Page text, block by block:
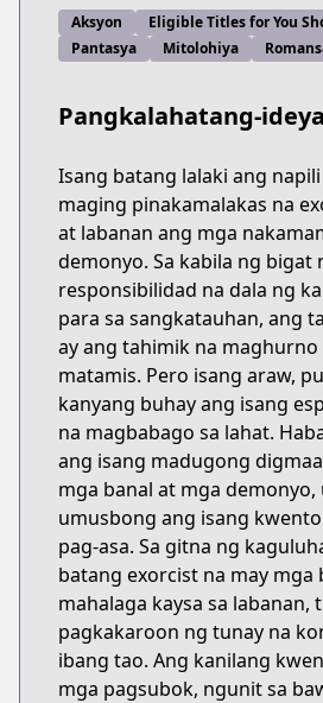
Aksyon
Eligible Titles for You
Pantasya
Mitolohiya
Pangkalahatang-ideya
Isang batang lalaki ang
maging pinakamalakas na
at labanan ang mga
demonyo. Sa kabila ng bigat
responsibilidad na dala ng
para sa sangkatauhan, ang
ay ang tahimik na maghurno
matamis. Pero isang araw,
kanyang buhay ang isang
na magbabago sa lahat.
ang isang madugong
mga banal at mga
umusbong ang isang
pag-asa. Sa gitna ng
batang exorcist na may mga
mahalaga kaysa sa labanan,
pagkakaroon ng tunay na
ibang tao. Ang kanilang
mga pagsubok, ngunit sa